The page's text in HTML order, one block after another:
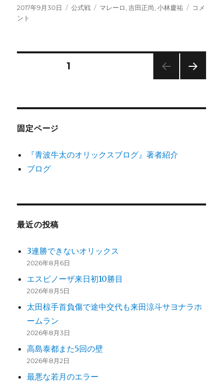
投
稿
2017年9月30日
カ
公式戦
タ
マレーロ,吉田正尚,小林慶祐
小
も
吉
尚
逆
コメ
ント
の
ペ
ー
固定ページ1
固定ページ
『青波牛太のオリックスブログ』著者紹介
ブログ
最近の投稿
3連勝できないオリックス
2026年8月6日
エスピノーザ来日初10勝目
2026年8月5日
太田椋手首負傷で途中交代も来田涼斗サヨナラホ
ームラン
2026年8月3日
高島泰都また5回の壁
2026年8月2日
最悪な若月のエラー